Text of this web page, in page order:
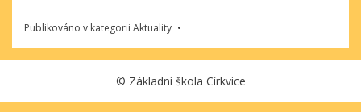
Publikováno v kategorii Aktuality
© Základní škola Církvice